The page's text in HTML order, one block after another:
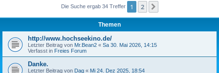
Die Suche ergab 34 Treffer 1 2
Themen
http://www.hochseekino.de/
Letzter Beitrag von Mr.Bean2 « Sa 30. Mai 2026, 14:15
Verfasst in Freies Forum
Danke.
Letzter Beitrag von Dag « Mi 24. Dez 2025, 18:54